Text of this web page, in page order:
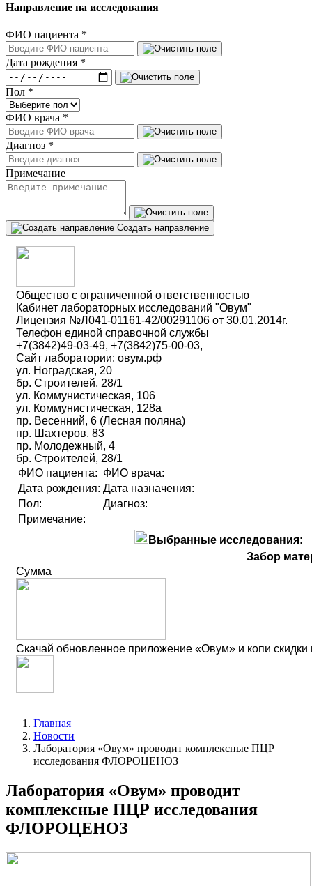
Направление на исследования
ФИО пациента *
Дата рождения *
Пол *
ФИО врача *
Диагноз *
Примечание
Создать направление
Общество с ограниченной ответственностью
Кабинет лабораторных исследований "Овум"
Лицензия №Л041-01161-42/00291106 от 30.01.2014г.
Телефон единой справочной службы
+7(3842)49-03-49, +7(3842)75-00-03,
Сайт лаборатории: овум.рф
ул. Ноградская, 20
бр. Строителей, 28/1
ул. Коммунистическая, 106
ул. Коммунистическая, 128а
пр. Весенний, 6 (Лесная поляна)
пр. Шахтеров, 83
пр. Молодежный, 4
бр. Строителей, 28/1
ФИО пациента: ФИО врача:
Дата рождения: Дата назначения:
Пол:
Диагноз:
Примечание:
Выбранные исследования:
Забор
Сумма
Скачай обновленное приложение «Овум» и копи скидки
Главная
Новости
Лаборатория «Овум» проводит комплексные ПЦР
исследования ФЛОРОЦЕНОЗ
Лаборатория «Овум» проводит
комплексные ПЦР исследования
ФЛОРОЦЕНОЗ